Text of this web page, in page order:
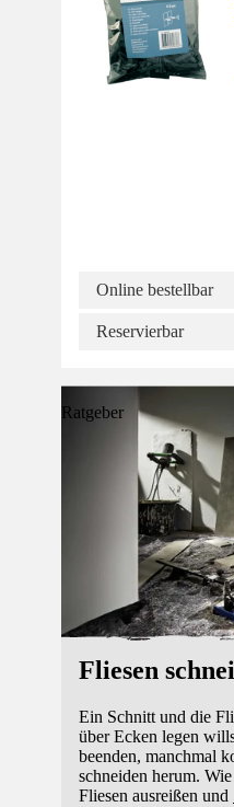
Online bestellbar
Reservierbar
Ratgeber
Fliesen
Ein Schnitt und die
über Ecken legen
beenden, manchmal
schneiden herum.
Fliesen ausreißen und